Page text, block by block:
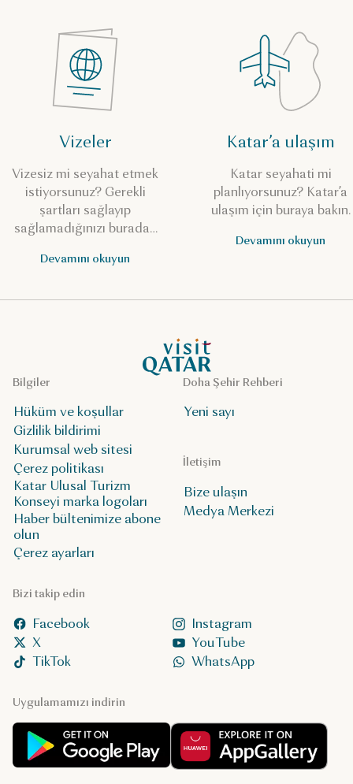
Vizeler
Vizesiz mi seyahat etmek
istiyorsunuz? Gerekli
şartları sağlayıp
sağlamadığınızı buradan
Devamını okuyun
Katar’a ulaşım
Katar seyahati mi
planlıyorsunuz? Katar’a
ulaşım için buraya bakın.
Devamını okuyun
VisitQatar Ana Sayfası
Uygulamamızı indirin
Doha Şehir Rehberi
Yeni sayı
Bizi takip edin
Facebook
Instagram
X
YouTube
TikTok
WhatsApp
İletişim
Bize ulaşın
Medya Merkezi
Bilgiler
Hüküm ve koşullar
Gizlilik bildirimi
Kurumsal web sitesi
Çerez politikası
Katar Ulusal Turizm
Konseyi marka logoları
Haber bültenimize abone
olun
Çerez ayarları